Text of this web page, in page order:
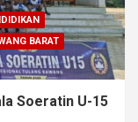
BARAT
Soeratin U-15